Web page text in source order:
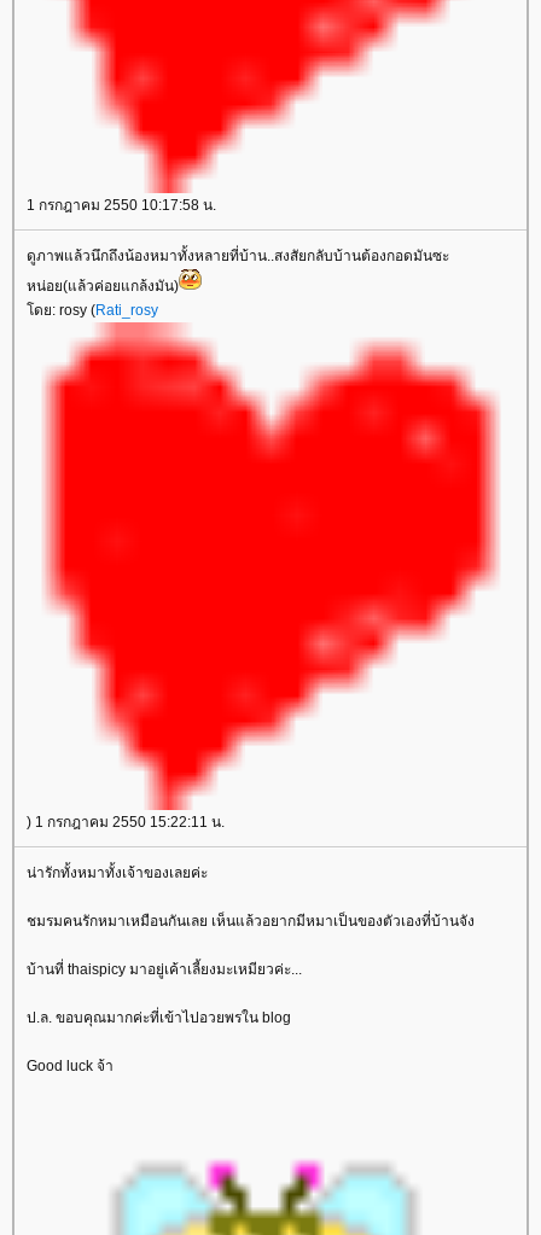
1 กรกฎาคม 2550 10:17:58 น.
ดูภาพแล้วนึกถึงน้องหมาทั้งหลายที่บ้าน..สงสัยกลับบ้านต้องกอดมันซะ
หน่อย(แล้วค่อยแกล้งมัน)
ดย: rosy (Rati_rosy
) 1 กรกฎาคม 2550 15:22:11 น.
น่ารักทั้งหมาทั้งเจ้าของเลยค่ะ
ชมรมคนรักหมาเหมือนกันเลย เห็นแล้วอยากมีหมาเป็นของตัวเองที่บ้านจัง
บ้านที่ thaispicy มาอยู่เค้าเลี้ยงมะเหมียวค่ะ...
ป.ล. ขอบคุณมากค่ะที่เข้าไปอวยพรใน blog
Good luck จ้า